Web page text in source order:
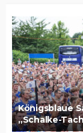
Königsblaue
„Schalke-